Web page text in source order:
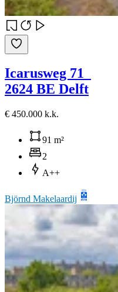
Icarusweg 71
2624 BE Delft
€ 450.000 k.k.
91 m²
2
A++
Björnd Makelaardij